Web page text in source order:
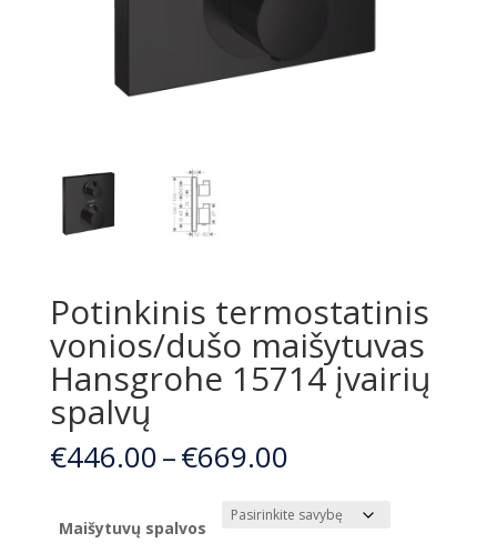
Potinkinis termostatinis
vonios/dušo maišytuvas
Hansgrohe 15714 įvairių
spalvų
€446.00–€669.00Price
€446.00
through
Maišytuvų spalvos